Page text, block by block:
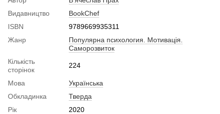
Видавництво
BookChef
ISBN
9789669935311
Жанр
Популярна психология. Мотивація.
Саморозвиток
Кількість
сторінок
224
Мова
Українська
Обкладинка
Тверда
Рік
2020